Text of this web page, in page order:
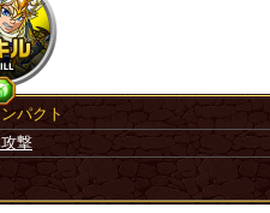
パクト
撃